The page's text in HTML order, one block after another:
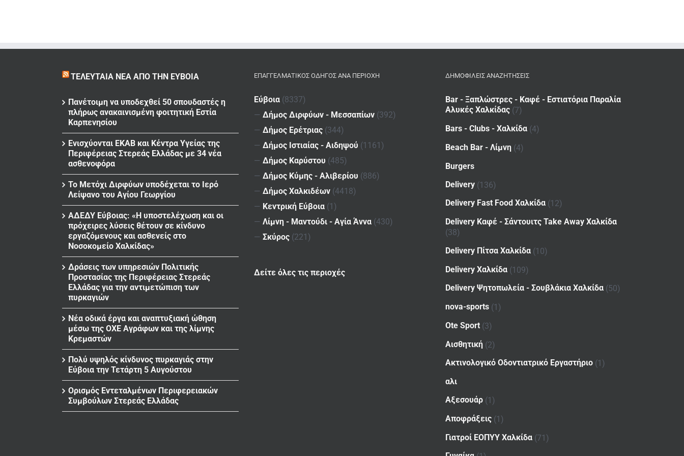
ΤΕΛΕΥΤΑΊΑ ΝΈΑ ΑΠΌ ΤΗΝ ΕΎΒΟΙΑ
Πανέτοιμη να υποδεχθεί 50 σπουδαστές η
πλήρως ανακαινισμένη φοιτητική Εστία
Καρπενησίου
Ενισχύονται ΕΚΑΒ και Κέντρα Υγείας της
Περιφέρειας Στερεάς Ελλάδας με 34 νέα
ασθενοφόρα
Το Μετόχι Διρφύων υποδέχεται το Ιερό
Λείψανο του Αγίου Γεωργίου
ΑΔΕΔΥ Εύβοιας: «Η υποστελέχωση και οι
πρόχειρες λύσεις θέτουν σε κίνδυνο
εργαζόμενους και ασθενείς στο
Νοσοκομείο Χαλκίδας»
Δράσεις των υπηρεσιών Πολιτικής
Προστασίας της Περιφέρειας Στερεάς
Ελλάδας για την αντιμετώπιση των
πυρκαγιών
Νέα οδικά έργα και αναπτυξιακή ώθηση
μέσω της ΟΧΕ Αγράφων και της λίμνης
Κρεμαστών
Πολύ υψηλός κίνδυνος πυρκαγιάς στην
Εύβοια την Τετάρτη 5 Αυγούστου
Ορισμός Εντεταλμένων Περιφερειακών
Συμβούλων Στερεάς Ελλάδας
ΕΠΑΓΓΕΛΜΑΤΙΚΌΣ ΟΔΗΓΌΣ ΑΝΆ ΠΕΡΙΟΧΉ
Εύβοια (8337)
— Δήμος Διρφύων - Μεσσαπίων (392)
— Δήμος Ερέτριας (344)
— Δήμος Ιστιαίας - Αιδηψού (1161)
— Δήμος Καρύστου (485)
— Δήμος Κύμης - Αλιβερίου (886)
— Δήμος Χαλκιδέων (4418)
— Κεντρική Εύβοια (1)
— Λίμνη - Μαντούδι - Αγία Άννα (430)
— Σκύρος (221)
Δείτε όλες τις περιοχές
ΔΗΜΟΦΙΛΕΙΣ ΑΝΑΖΗΤΗΣΕΙΣ
Bar - Ξαπλώστρες - Καφέ - Εστιατόρια Παραλία
Αλυκές Χαλκίδας (7)
Bars - Clubs - Χαλκίδα (4)
Beach Bar - Λίμνη (4)
Burgers
Delivery (136)
Delivery Fast Food Χαλκίδα (12)
Delivery Καφέ - Σάντουιτς Take Away Χαλκίδα
(38)
Delivery Πίτσα Χαλκίδα (10)
Delivery Χαλκίδα (109)
Delivery Ψητοπωλεία - Σουβλάκια Χαλκίδα (50)
nova-sports (1)
Ote Sport (3)
Αισθητική (2)
Ακτινολογικό Οδοντιατρικό Εργαστήριο (1)
αλι
Αξεσουάρ (1)
Αποφράξεις (1)
Γιατροί ΕΟΠΥΥ Χαλκίδα (71)